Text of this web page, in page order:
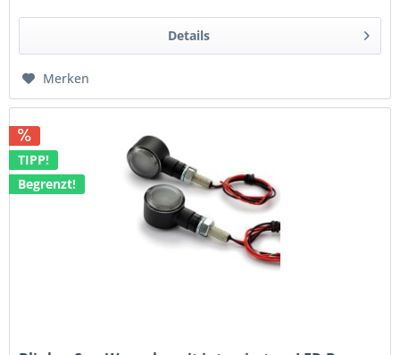
Details
Merken
TIPP!
Begrenzt!